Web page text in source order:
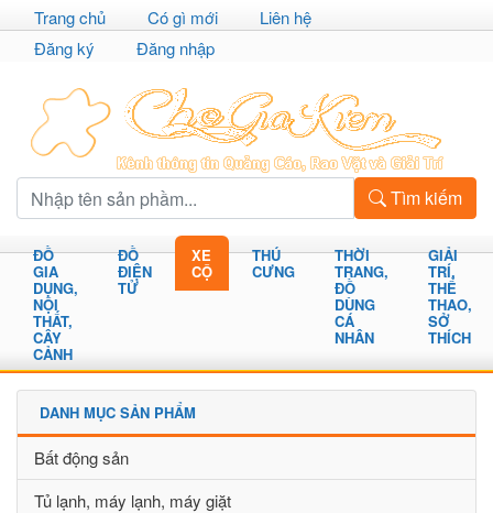
Trang chủ Có gì mới
Liên hệ
Đăng ký
Đăng nhập
Tìm kiếm
ĐỒ
GIA
DỤNG,
NỘI
THẤT,
CÂY
CẢNH
ĐỒ
ĐIỆN
TỬ
XE
CỘ
THÚ
CƯNG
THỜI
TRANG,
ĐỒ
DÙNG
CÁ
NHÂN
GIẢI
TRÍ,
THỂ
THAO,
SỞ
THÍCH
DANH MỤC SẢN PHẨM
Bất động sản
Tủ lạnh, máy lạnh, máy giặt